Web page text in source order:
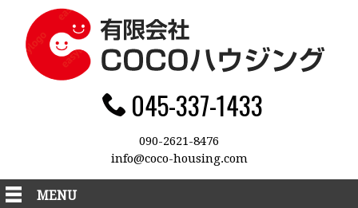
045-337-1433
090-2621-8476
info@coco-housing.com
MENU